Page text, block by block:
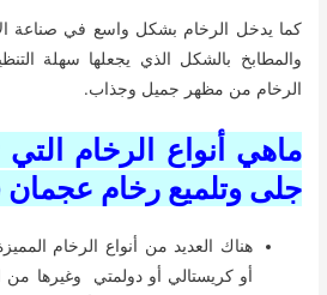
كما يدخل الرخام بشكل واسع في صناعة
والمطابخ بالشكل الذي يجعلها سهلة
الرخام من مظهر جميل وجذاب.
ماهي أنواع الرخام
جلى وتلميع رخام عجمان
هناك العديد من أنواع الرخام
أو كريستالي أو دولمتي وغيرها من